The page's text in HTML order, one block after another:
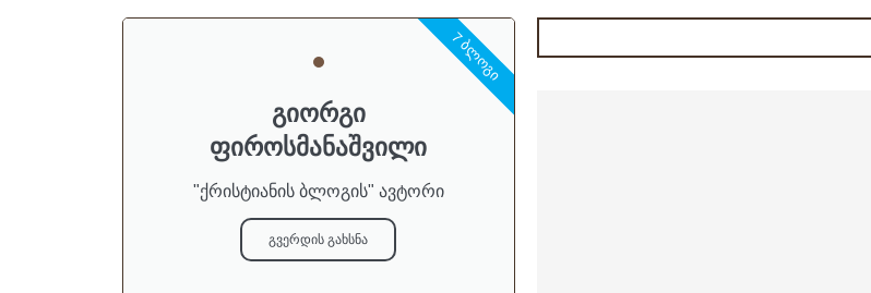
გიორგი
ფიროსმანაშვილი
"ქრისტიანის ბლოგის" ავტორი
გვერდის გახსნა
7 ᲑᲚᲝᲒᲘ